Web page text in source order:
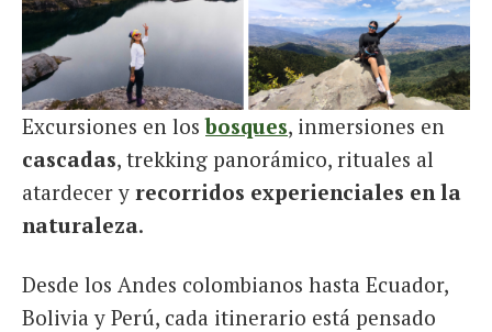
Excursiones en losbosques, inmersiones en
cascadas, trekking panorámico, rituales al
atardecer y recorridos experienciales en la
naturaleza.
Desde los Andes colombianos hasta Ecuador,
Bolivia y Perú, cada itinerario está pensado